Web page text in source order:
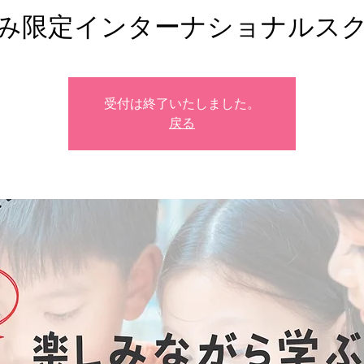
限定インターナショナルス
受付は終了いたしました。
戻る